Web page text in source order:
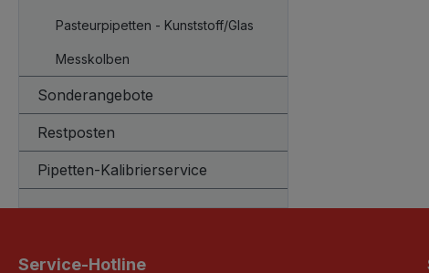
Pasteurpipetten - Kunststoff/Glas
Messkolben
Sonderangebote
Restposten
Pipetten-Kalibrierservice
Service-Hotline